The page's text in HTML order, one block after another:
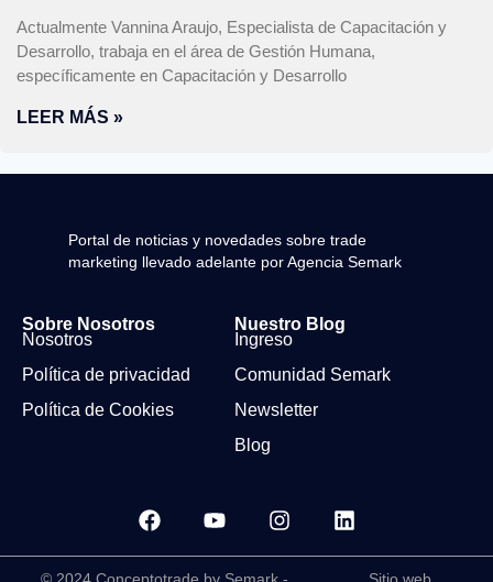
Actualmente Vannina Araujo, Especialista de Capacitación y
Desarrollo, trabaja en el área de Gestión Humana,
específicamente en Capacitación y Desarrollo
LEER MÁS »
Portal de noticias y novedades sobre trade
marketing llevado adelante por Agencia Semark
Sobre Nosotros
Nosotros
Política de privacidad
Política de Cookies
Nuestro Blog
Ingreso
Comunidad Semark
Newsletter
Blog